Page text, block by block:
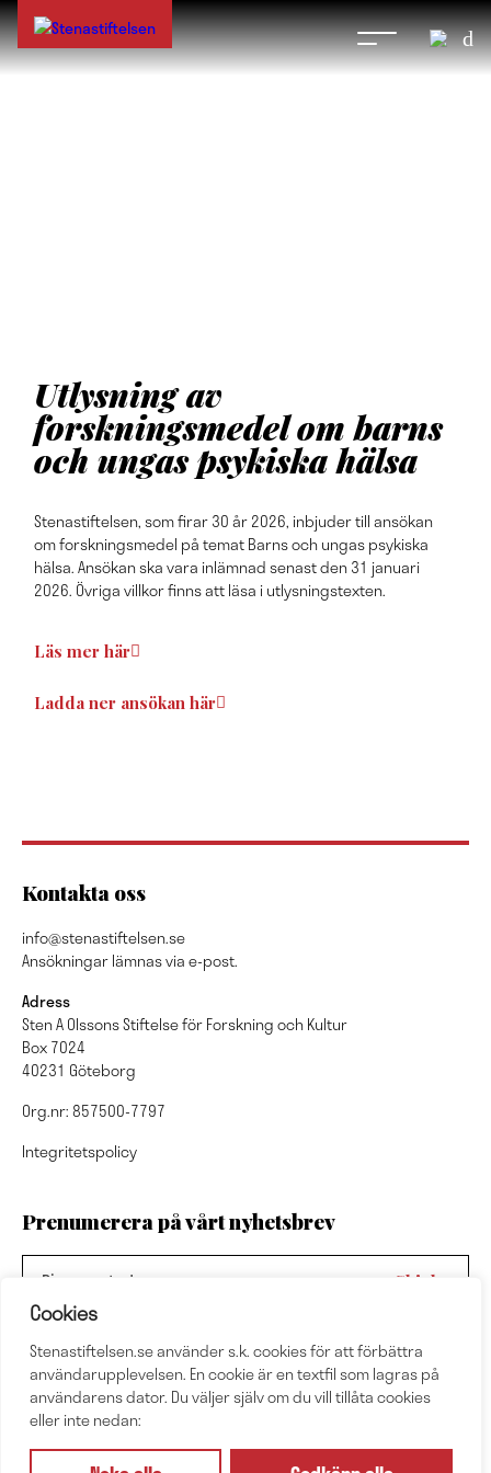
Cookies
Stenastiftelsen.se använder s.k. cookies för att förbättra
användarupplevelsen. En cookie är en textfil som lagras på
användarens dator. Du väljer själv om du vill tillåta cookies
eller inte nedan:
Utlysning av
forskningsmedel om barns
och ungas psykiska hälsa
Stenastiftelsen, som firar 30 år 2026, inbjuder till ansökan
om forskningsmedel på temat Barns och ungas psykiska
hälsa. Ansökan ska vara inlämnad senast den 31 januari
2026. Övriga villkor finns att läsa i utlysningstexten.
Läs mer här
Ladda ner ansökan här
Kontakta oss
info@stenastiftelsen.se
Ansökningar lämnas via e-post.
Adress
Sten A Olssons Stiftelse för Forskning och Kultur
Box 7024
40231 Göteborg
Org.nr: 857500-7797
Integritetspolicy
Prenumerera på vårt nyhetsbrev
Nyhetsbrevsarkiv
Följ oss